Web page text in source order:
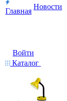
Главная
Новости
Войти
Каталог